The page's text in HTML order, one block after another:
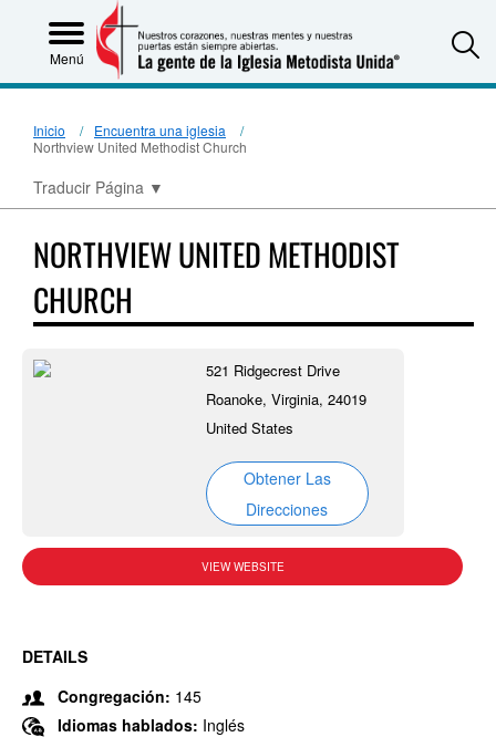
Menú
Inicio
Encuentra una iglesia
Northview United Methodist Church
Traducir Página ▼
NORTHVIEW UNITED METHODIST
CHURCH
521 Ridgecrest Drive
Roanoke, Virginia, 24019
United States
Obtener Las
Direcciones
VIEW WEBSITE
DETAILS
Congregación: 145
Idiomas hablados: Inglés